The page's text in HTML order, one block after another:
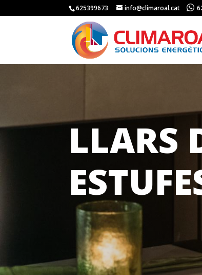
625399673 info@climaroal.cat
LLARS